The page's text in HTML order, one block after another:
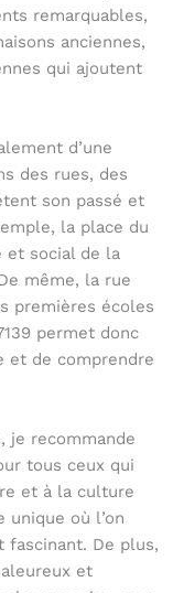
remarquables,
anciennes,
qui ajoutent
d’une
des rues, des
son passé et
la place du
et social de la
même, la rue
premières écoles
permet donc
et de comprendre
je recommande
tous ceux qui
et à la culture
où l’on
fascinant. De plus,
et